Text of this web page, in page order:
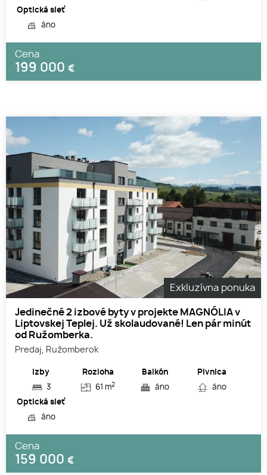
Optická sieť
áno
Cena
199 000 €
Exkluzívna ponuka
Jedinečné 2 izbové byty v projekte MAGNÓLIA v
Liptovskej Teplej. Už skolaudované! Len pár minút
od Ružomberka.
Predaj, Ružomberok
Izby
3
Rozloha
61 m2
Balkón
áno
Pivnica
áno
Optická sieť
áno
Cena
159 000 €